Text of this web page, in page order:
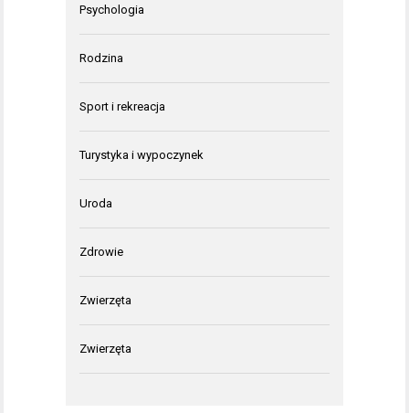
Psychologia
Rodzina
Sport i rekreacja
Turystyka i wypoczynek
Uroda
Zdrowie
Zwierzęta
Zwierzęta